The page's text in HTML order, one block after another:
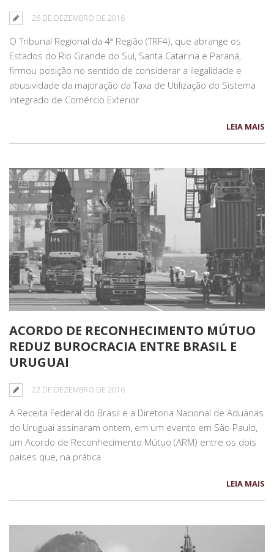
26 DE DEZEMBRO DE 2016
O Tribunal Regional da 4ª Região (TRF4), que abrange os
Estados do Rio Grande do Sul, Santa Catarina e Paraná,
firmou posição no sentido de considerar a ilegalidade e
abusividade da majoração da Taxa de Utilização do Sistema
Integrado de Comércio Exterior
LEIA MAIS
ACORDO DE RECONHECIMENTO MÚTUO
REDUZ BUROCRACIA ENTRE BRASIL E
URUGUAI
22 DE DEZEMBRO DE 2016
A Receita Federal do Brasil e a Diretoria Nacional de Aduanas
do Uruguai assinaram ontem, em um evento em São Paulo,
um Acordo de Reconhecimento Mútuo (ARM) entre os dois
países que, na prática
LEIA MAIS